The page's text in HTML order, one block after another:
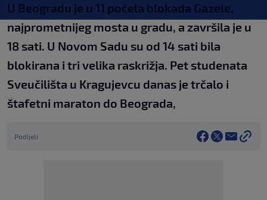
U Beogradu je u 11 počela blokada Gazele,
najprometnijeg mosta u gradu, a završila je u
18 sati. U Novom Sadu su od 14 sati bila
blokirana i tri velika raskrižja. Pet studenata
Sveučilišta u Kragujevcu danas je trčalo i
štafetni maraton do Beograda,
Podijeli